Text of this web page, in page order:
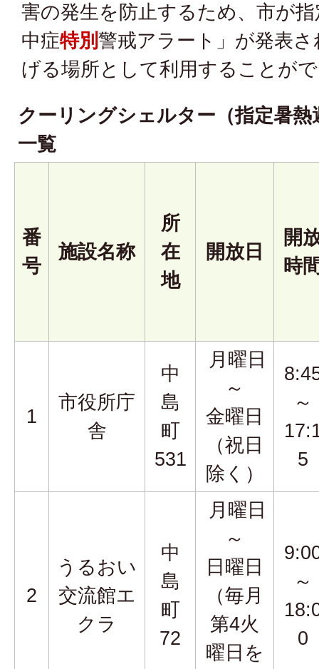
害の発生を防止するため、市が
中症特別警戒アラート」が発表
げる場所として利用することが
クーリングシェルター（指定暑熱
一覧
番
号
施設名称
所
在
地
開放日
開
時
1
市役所庁
舎
中
島
町
531
月曜日
～
金曜日
（祝日
除く）
～
5
2
うるおい
交流館エ
クラ
中
島
町
72
月曜日
～
日曜日
（毎月
第4火
曜日を
～
0